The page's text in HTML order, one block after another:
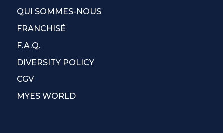
QUI SOMMES-NOUS
FRANCHISÉ
F.A.Q.
DIVERSITY POLICY
CGV
MYES WORLD